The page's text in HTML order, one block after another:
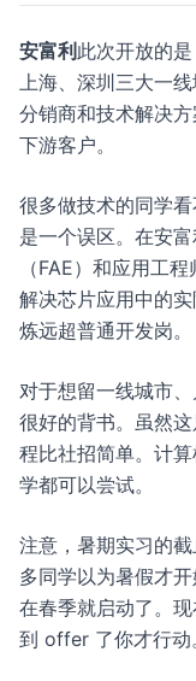
安富利 此次开放的
上海、深圳三大一
分销商和技术解决
下游客户。
很多做技术的同学
是一个误区。在安
（FAE）和应用工
解决芯片应用中的
炼远超普通开发岗。
对于想留一线城市
很好的背书。虽然
程比社招简单。计
学都可以尝试。
注意，暑期实习的
多同学以为暑假才
在春季就启动了。
到 offer 了你才行动